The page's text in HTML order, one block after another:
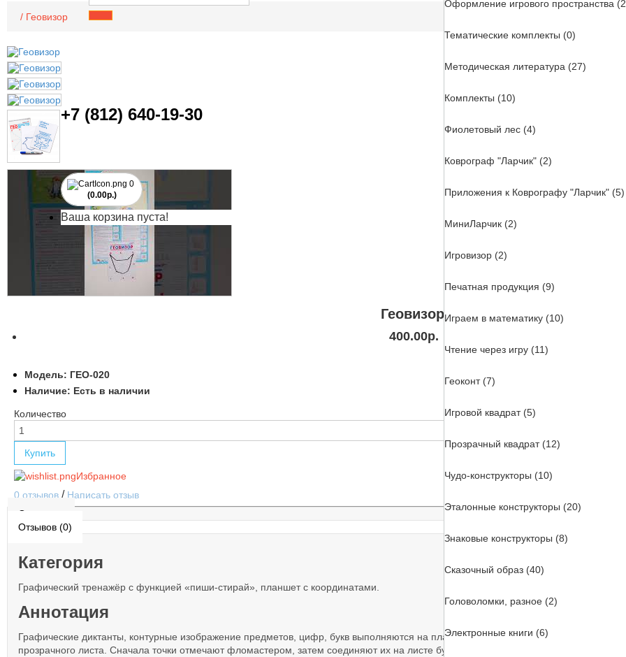
+7 (812) 640-19-30
0
(0.00р.)
Ваша корзина пуста!
Оформление игрового пространства
Тематические комплекты (0)
Методическая литература (27)
Комплекты (10)
Фиолетовый лес (4)
Коврограф "Ларчик" (2)
Приложения к Коврографу "Ларчик" (5)
МиниЛарчик (2)
Игровизор (2)
Печатная продукция (9)
Играем в математику (10)
Чтение через игру (11)
Геоконт (7)
Игровой квадрат (5)
Прозрачный квадрат (12)
Чудо-конструкторы (10)
Эталонные конструкторы (20)
Знаковые конструкторы (8)
Сказочный образ (40)
Головоломки, разное (2)
Электронные книги (6)
Геовизор
Геовизор
400.00р.
Модель: ГЕО-020
Наличие: Есть в наличии
Количество
Купить
Избранное
0 отзывов / Написать отзыв
Описание
Отзывов (0)
Категория
Графический тренажёр с функцией «пиши-стирай», планшет с координатами.
Аннотация
Графические диктанты, контурные изображение предметов, цифр, букв выполняются на планшете по точкам – отверстиям на
прозрачного листа. Сначала точки отмечают фломастером, затем соединяют их на листе бумаги. Получившийся силуэт